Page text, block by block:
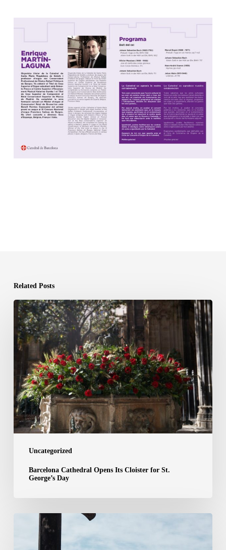
Related Posts
Uncategorized
Barcelona
Cathedral
Opens
Its
Cloister
for
St.
George’s
Day
Barcelona Cathedral Opens Its Cloister for St.
George’s Day